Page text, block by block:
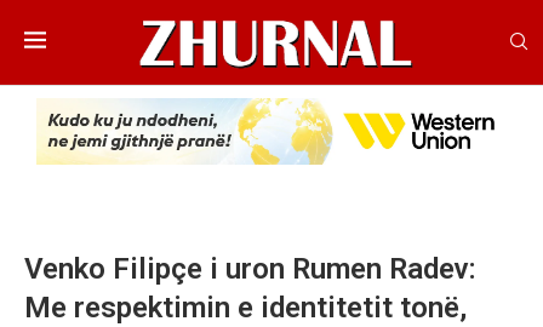
Venko Filipçe i uron Rumen Radev:
Me respektimin e identitetit tonë,